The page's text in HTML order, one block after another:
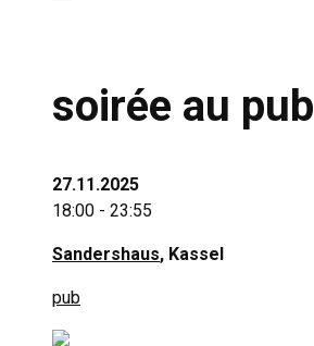
soirée au pub
27.11.2025
18:00 - 23:55
Sandershaus, Kassel
pub